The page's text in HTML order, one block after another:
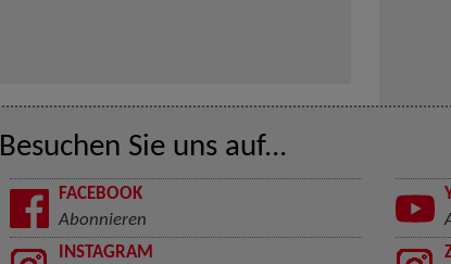
Besuchen Sie uns auf...
FACEBOOK
Abonnieren
INSTAGRAM